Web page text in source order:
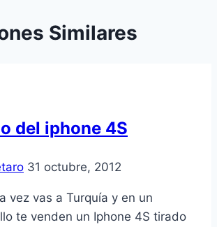
Similares
del iphone 4S
31 octubre, 2012
vez vas a Turquí­a y en un
te venden un Iphone 4S tirado